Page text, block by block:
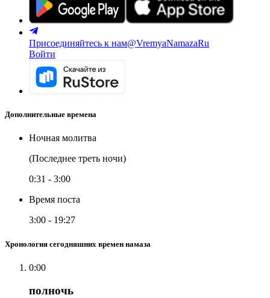
Присоединяйтесь к нам@VremyaNamazaRu
Войти
Дополнительные времена
Ночная молитва
(Последнее треть ночи)
0:31 - 3:00
Время поста
3:00 - 19:27
Хронология сегодняшних времен намаза
0:00
полночь